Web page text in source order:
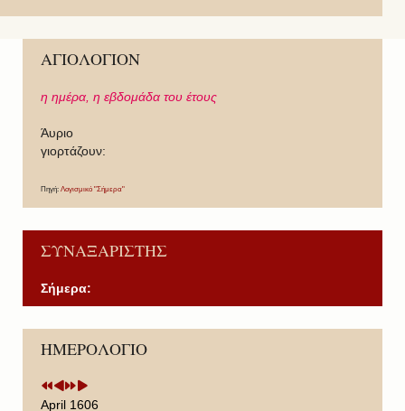
ΑΓΙΟΛΟΓΙΟΝ
η ημέρα, η εβδομάδα του έτους
Άυριο
γιορτάζουν:
Πηγή: Λογισμικό "Σήμερα"
ΣΥΝΑΞΑΡΙΣΤΗΣ
Σήμερα:
ΗΜΕΡΟΛΟΓΙΟ
P
r
v
i
P
r
v
i
N
e
t
Y
N
e
t
M
April 1606